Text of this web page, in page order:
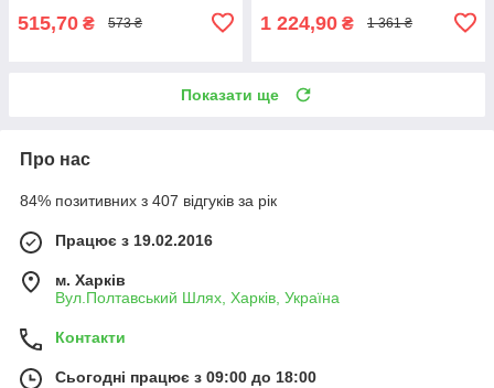
515,70 ₴ 573 ₴ 1 224,90 ₴ 1 361 ₴
Показати ще
Про нас
84% позитивних з 407 відгуків за рік
Працює з 19.02.2016
м. Харків
Вул.Полтавський Шлях, Харків, Україна
Контакти
Сьогодні працює з 09:00 до 18:00